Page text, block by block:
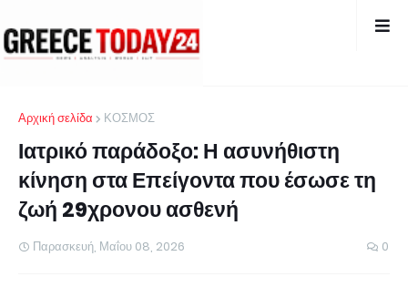
Αρχική σελίδα ΚΟΣΜΟΣ
Ιατρικό παράδοξο: Η ασυνήθιστη
κίνηση στα Επείγοντα που έσωσε τη
ζωή 29χρονου ασθενή
Παρασκευή, Μαΐου 08, 2026 0